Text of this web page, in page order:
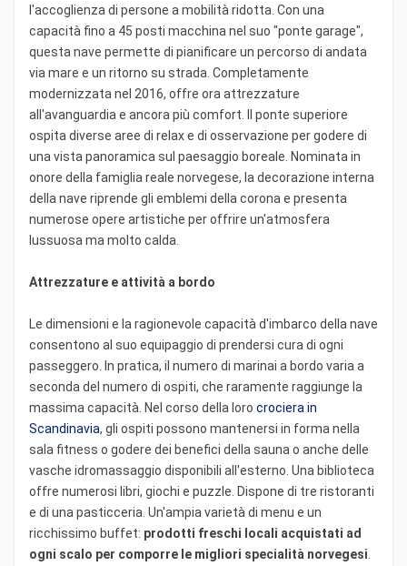
l'accoglienza di persone a mobilità ridotta. Con una
capacità fino a 45 posti macchina nel suo "ponte garage",
questa nave permette di pianificare un percorso di andata
via mare e un ritorno su strada. Completamente
modernizzata nel 2016, offre ora attrezzature
all'avanguardia e ancora più comfort. Il ponte superiore
ospita diverse aree di relax e di osservazione per godere di
una vista panoramica sul paesaggio boreale. Nominata in
onore della famiglia reale norvegese, la decorazione interna
della nave riprende gli emblemi della corona e presenta
numerose opere artistiche per offrire un'atmosfera
lussuosa ma molto calda.
Attrezzature e attività a bordo
Le dimensioni e la ragionevole capacità d'imbarco della nave
consentono al suo equipaggio di prendersi cura di ogni
passeggero. In pratica, il numero di marinai a bordo varia a
seconda del numero di ospiti, che raramente raggiunge la
massima capacità. Nel corso della loro crociera in
Scandinavia, gli ospiti possono mantenersi in forma nella
sala fitness o godere dei benefici della sauna o anche delle
vasche idromassaggio disponibili all'esterno. Una biblioteca
offre numerosi libri, giochi e puzzle. Dispone di tre ristoranti
e di una pasticceria. Un'ampia varietà di menu e un
ricchissimo buffet: prodotti freschi locali acquistati ad
ogni scalo per comporre le migliori specialità norvegesi